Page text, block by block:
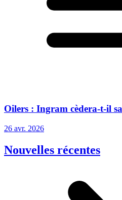
Oilers : Ingram cèdera-t-il
26 avr. 2026
Nouvelles récentes